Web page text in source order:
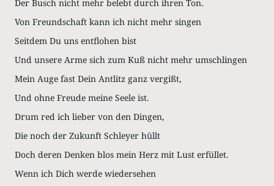
Der Busch nicht mehr belebt durch ihren Ton.
Von Freundschaft kann ich nicht mehr singen
Seitdem Du uns entflohen bist
Und unsere Arme sich zum Kuß nicht mehr umschlingen
Mein Auge fast Dein Antlitz ganz vergißt,
Und ohne Freude meine Seele ist.
Drum red ich lieber von den Dingen,
Die noch der Zukunft Schleyer hüllt
Doch deren Denken blos mein Herz mit Lust erfüllet.
Wenn ich Dich werde wiedersehen